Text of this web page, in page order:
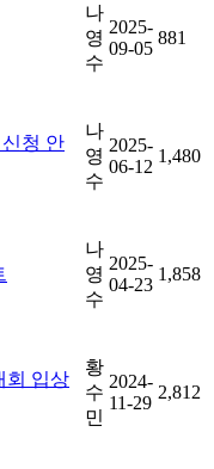
나
영
수
2025-
09-05
881
청 안
나
영
수
2025-
06-12
1,480
나
영
수
2025-
04-23
1,858
회 입상
황
수
민
2024-
11-29
2,812